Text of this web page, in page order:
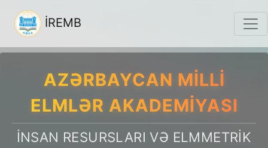
İREMB
AZƏRBAYCAN MILLI
ELMLƏR AKADEMIYASI
İNSAN RESURSLARI VƏ ELMMETRIK